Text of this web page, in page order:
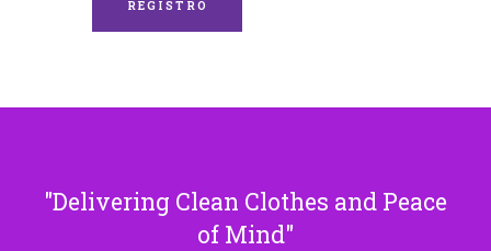
Delivering Clean Clothes and Peace
of Mind